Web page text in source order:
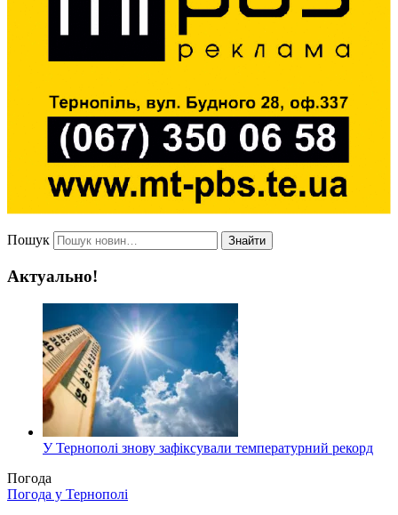
Пошук Знайти
Актуально!
У Тернополі знову зафіксували температурний рекорд
Погода
Погода у Тернополі